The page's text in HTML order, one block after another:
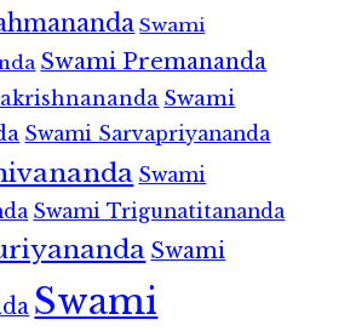
Swami
Swami Premananda
Swami
Swami Sarvapriyananda
Swami
Swami Trigunatitananda
Swami
Swami